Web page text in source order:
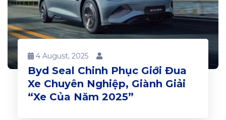
4 August, 2025
Byd Seal Chinh Phục Giới Đua
Xe Chuyên Nghiệp, Giành Giải
“Xe Của Năm 2025”